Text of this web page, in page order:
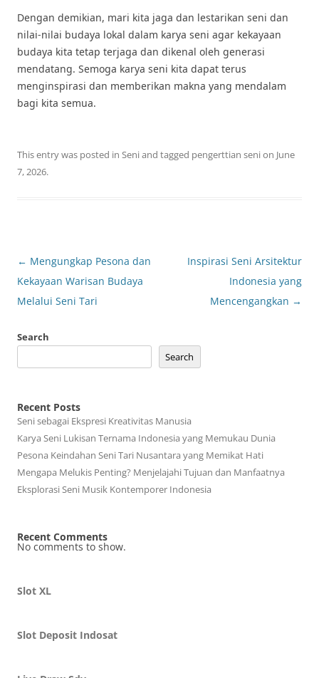
Dengan demikian, mari kita jaga dan lestarikan seni dan
nilai-nilai budaya lokal dalam karya seni agar kekayaan
budaya kita tetap terjaga dan dikenal oleh generasi
mendatang. Semoga karya seni kita dapat terus
menginspirasi dan memberikan makna yang mendalam
bagi kita semua.
This entry was posted in Seniand tagged pengerttian senion June
7, 2026.
Post
navigation
← Mengungkap Pesona dan
Kekayaan Warisan Budaya
Melalui Seni Tari
Inspirasi Seni Arsitektur
Indonesia yang
Mencengangkan →
Search
Search
Recent Posts
Seni sebagai Ekspresi Kreativitas Manusia
Karya Seni Lukisan Ternama Indonesia yang Memukau Dunia
Pesona Keindahan Seni Tari Nusantara yang Memikat Hati
Mengapa Melukis Penting? Menjelajahi Tujuan dan Manfaatnya
Eksplorasi Seni Musik Kontemporer Indonesia
Recent Comments
No comments to show.
Slot XL
Slot Deposit Indosat